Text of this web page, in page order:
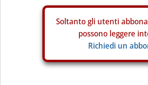
Soltanto gli utenti
possono leggere
Richiedi un